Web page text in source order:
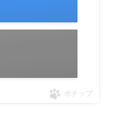
ポチップ